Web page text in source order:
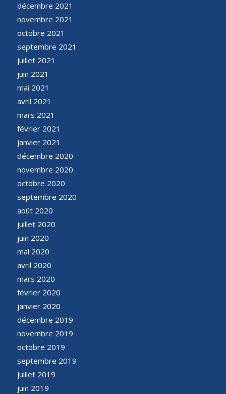
décembre 2021
novembre 2021
octobre 2021
septembre 2021
juillet 2021
juin 2021
mai 2021
avril 2021
mars 2021
février 2021
janvier 2021
décembre 2020
novembre 2020
octobre 2020
septembre 2020
août 2020
juillet 2020
juin 2020
mai 2020
avril 2020
mars 2020
février 2020
janvier 2020
décembre 2019
novembre 2019
octobre 2019
septembre 2019
juillet 2019
juin 2019